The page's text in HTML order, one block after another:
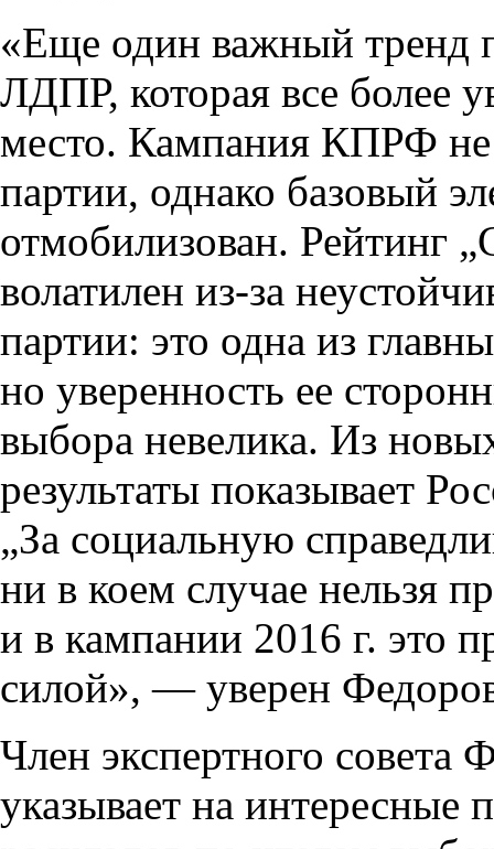
«Еще один важный тренд
ЛДПР, которая все более
место. Кампания КПРФ не
партии, однако базовый
отмобилизован. Рейтинг
волатилен из-за
партии: это одна из
но уверенность ее
выбора невелика. Из
результаты показывает
„За социальную
ни в коем случае нельзя
и в кампании 2016 г. это
силой», — уверен
Член экспертного
указывает на интересные